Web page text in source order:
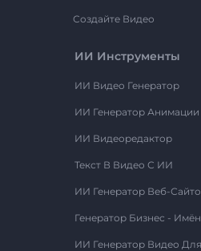
Создайте Видео
ИИ Инструменты
ИИ Видео Генератор
ИИ Генератор Анимации
ИИ Видеоредактор
Текст В Видео С ИИ
ИИ Генератор Веб-
Генератор Бизнес - Имён
ИИ Генератор Видео